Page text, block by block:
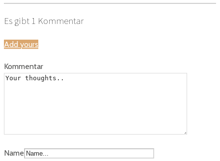
Es gibt 1 Kommentar
Add yours
Kommentar
Name